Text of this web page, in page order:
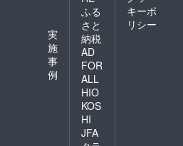
実
施
事
例
ふる
さと
納税
AD
FOR
ALL
HIO
KOS
HI
JFA
キーポ
リシー